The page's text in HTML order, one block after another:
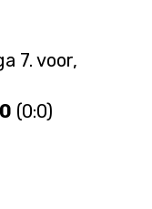
7. voor,
(0:0)